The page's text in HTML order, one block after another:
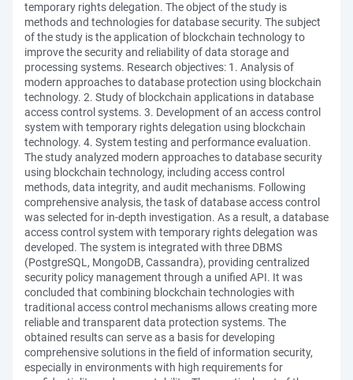
temporary rights delegation. The object of the study is
methods and technologies for database security. The subject
of the study is the application of blockchain technology to
improve the security and reliability of data storage and
processing systems. Research objectives: 1. Analysis of
modern approaches to database protection using blockchain
technology. 2. Study of blockchain applications in database
access control systems. 3. Development of an access control
system with temporary rights delegation using blockchain
technology. 4. System testing and performance evaluation.
The study analyzed modern approaches to database security
using blockchain technology, including access control
methods, data integrity, and audit mechanisms. Following
comprehensive analysis, the task of database access control
was selected for in-depth investigation. As a result, a database
access control system with temporary rights delegation was
developed. The system is integrated with three DBMS
(PostgreSQL, MongoDB, Cassandra), providing centralized
security policy management through a unified API. It was
concluded that combining blockchain technologies with
traditional access control mechanisms allows creating more
reliable and transparent data protection systems. The
obtained results can serve as a basis for developing
comprehensive solutions in the field of information security,
especially in environments with high requirements for